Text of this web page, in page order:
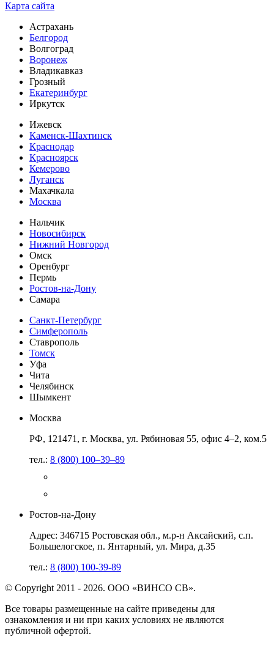
Карта сайта
Астрахань
Белгород
Волгоград
Воронеж
Владикавказ
Грозный
Екатеринбург
Иркутск
Ижевск
Каменск-Шахтинск
Краснодар
Красноярск
Кемерово
Луганск
Махачкала
Москва
Нальчик
Новосибирск
Нижний Новгород
Омск
Оренбург
Пермь
Ростов-на-Дону
Самара
Санкт-Петербург
Симферополь
Ставрополь
Томск
Уфа
Чита
Челябинск
Шымкент
Москва
РФ, 121471, г. Москва, ул. Рябиновая 55, офис 4–2, ком.5
тел.: 8 (800) 100–39–89
Ростов-на-Дону
Адрес: 346715 Ростовская обл., м.р-н Аксайский, с.п.
Большелогское, п. Янтарный, ул. Мира, д.35
тел.: 8 (800) 100-39-89
© Copyright 2011 - 2026. ООО «ВИНСО СВ».
Все товары размещенные на сайте приведены для
ознакомления и ни при каких условиях не являются
публичной офертой.